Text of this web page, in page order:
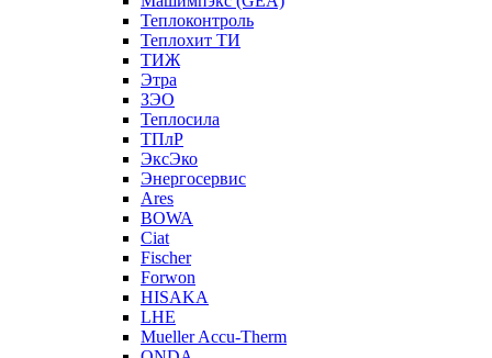
Теплоконтроль
Теплохит ТИ
ТИЖ
Этра
ЗЭО
Теплосила
ТПлР
ЭксЭко
Энергосервис
Ares
BOWA
Ciat
Fischer
Forwon
HISAKA
LHE
Mueller Accu-Therm